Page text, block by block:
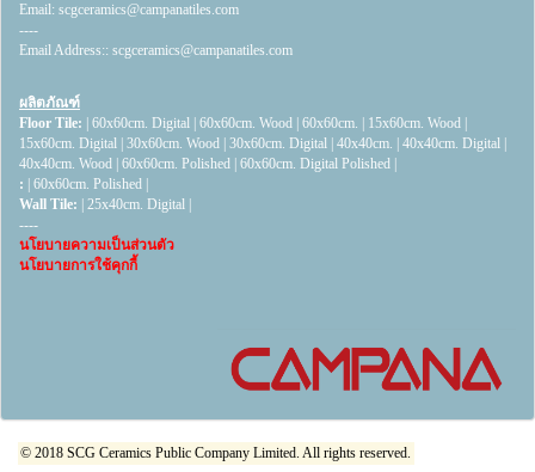
Email: scgceramics@campanatiles.com
----
Email Address:: scgceramics@campanatiles.com
ผลิตภัณฑ์
Floor Tile:
60x60cm. Digital 60x60cm. Wood 60x60cm. 15x60cm. Wood
15x60cm. Digital 30x60cm. Wood 30x60cm. Digital 40x40cm. 40x40cm. Digital
40x40cm. Wood 60x60cm. Polished 60x60cm. Digital Polished
:
60x60cm. Polished
Wall Tile:
25x40cm. Digital
----
นโยบายความเป็นส่วนตัว
นโยบายการใช้คุกกี้
© 2018 SCG Ceramics Public Company Limited. All rights reserved.